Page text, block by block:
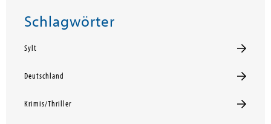
Schlagwörter
Sylt
Deutschland
Krimis/Thriller